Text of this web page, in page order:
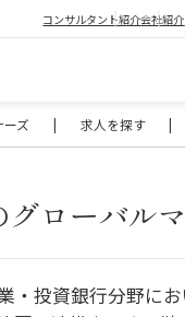
コンサルタント紹介会社紹介
ズ | 求人を探す |
ローバル
・投資銀行分野に